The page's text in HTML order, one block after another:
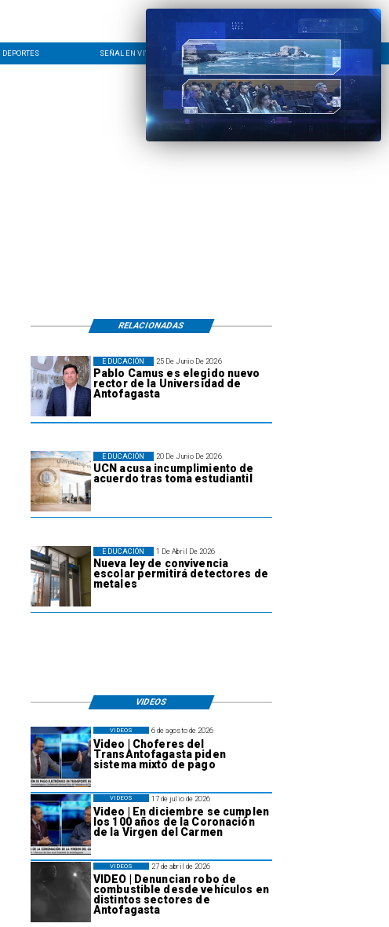
DEPORTES SEÑAL EN VIVO CONTACTO LÍNEA EDITORIAL
25 De Junio De 2026
Pablo Camus es elegido nuevo
rector de la Universidad de
Antofagasta
EDUCACIÓN
20 De Junio De 2026
UCN acusa incumplimiento de
acuerdo tras toma estudiantil
EDUCACIÓN
1 De Abril De 2026
Nueva ley de convivencia
escolar permitirá detectores de
metales
EDUCACIÓN
RELACIONADAS
VIDEOS
6 de agosto de 2026
Video | Choferes del
TransAntofagasta piden
sistema mixto de pago
VIDEOS
17 de julio de 2026
Video | En diciembre se cumplen
los 100 años de la Coronación
de la Virgen del Carmen
VIDEOS
27 de abril de 2026
VIDEO | Denuncian robo de
combustible desde vehículos en
distintos sectores de
Antofagasta
VIDEOS